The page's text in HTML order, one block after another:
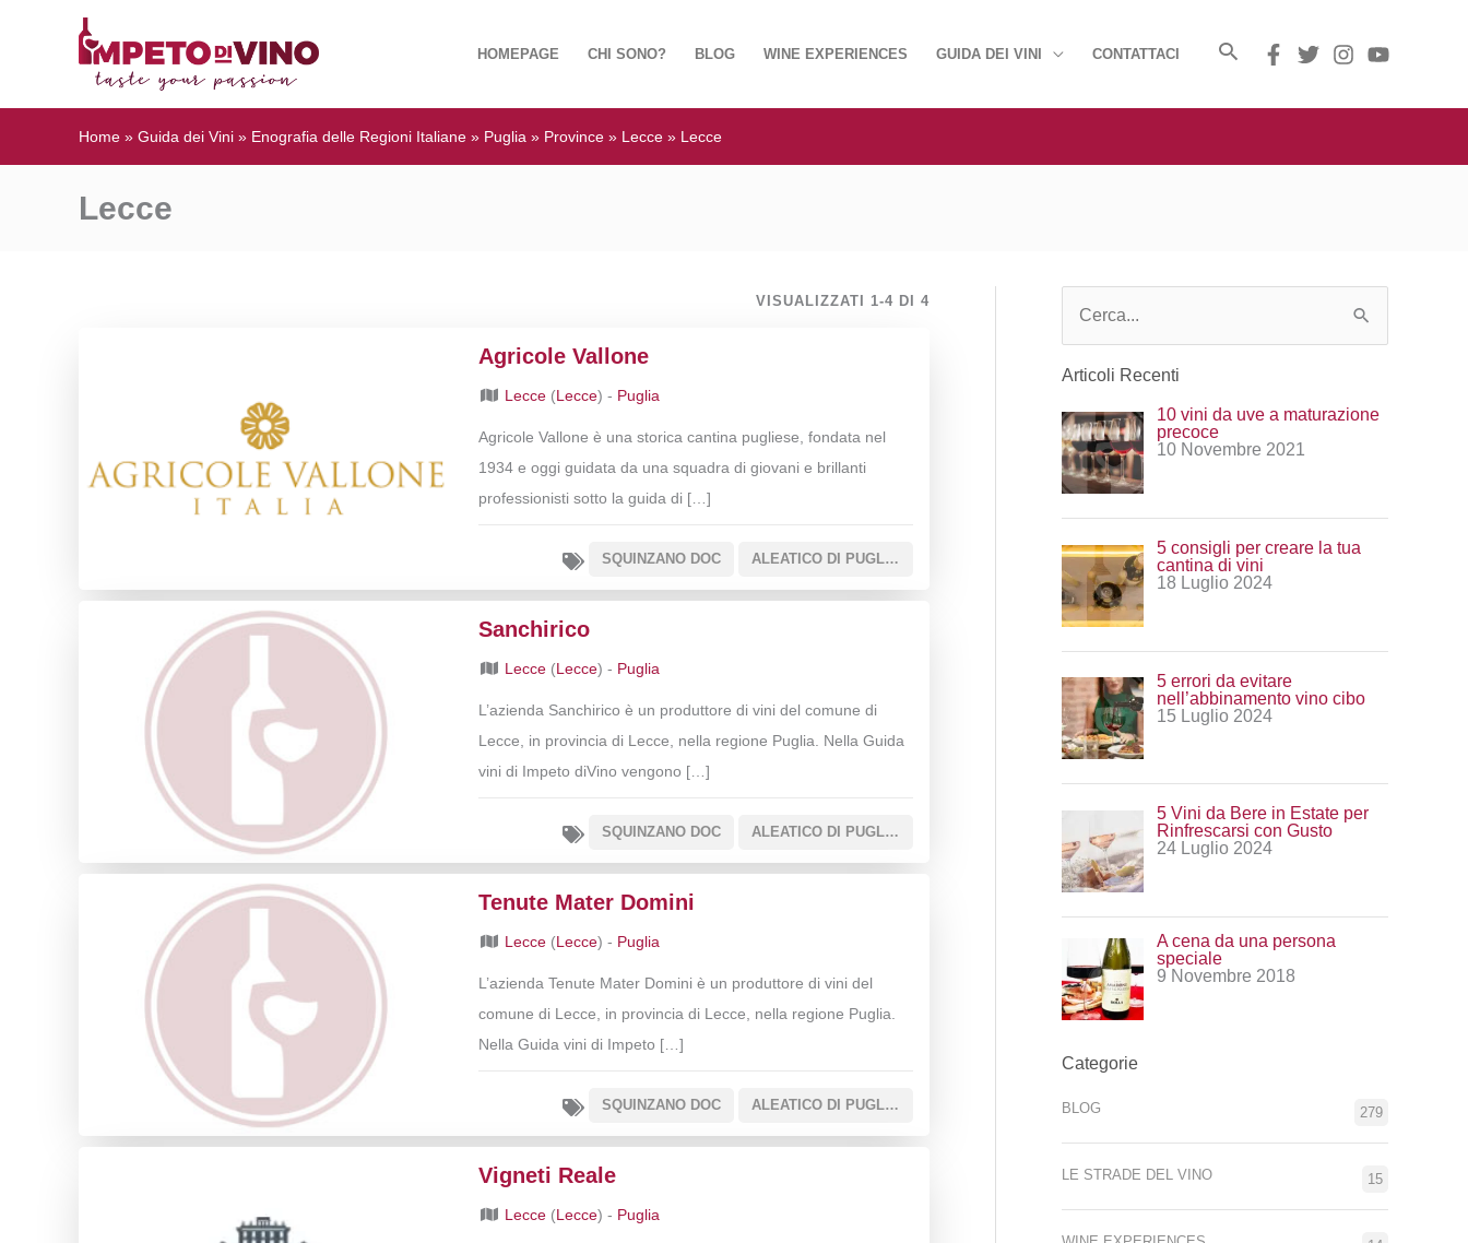
HOMEPAGE CHI SONO? BLOG WINE EXPERIENCES GUIDA DEI VINI CONTATTACI
Home » Guida dei Vini » Enografia delle Regioni Italiane » Puglia » Province » Lecce » Lecce
Lecce
VISUALIZZATI 1-4 DI 4
Agricole Vallone
Lecce (Lecce) - Puglia
Agricole Vallone è una storica cantina pugliese, fondata nel
1934 e oggi guidata da una squadra di giovani e brillanti
professionisti sotto la guida di […]
SQUINZANO DOC ALEATICO DI PUGLIA DOC
Sanchirico
Lecce (Lecce) - Puglia
L’azienda Sanchirico è un produttore di vini del comune di
Lecce, in provincia di Lecce, nella regione Puglia. Nella Guida
vini di Impeto diVino vengono […]
SQUINZANO DOC ALEATICO DI PUGLIA DOC
Tenute Mater Domini
Lecce (Lecce) - Puglia
L’azienda Tenute Mater Domini è un produttore di vini del
comune di Lecce, in provincia di Lecce, nella regione Puglia.
Nella Guida vini di Impeto […]
SQUINZANO DOC ALEATICO DI PUGLIA DOC
Vigneti Reale
Lecce (Lecce) - Puglia
c
a
:
Articoli Recenti
10 vini da uve a maturazione
precoce
10 Novembre 2021
5 consigli per creare la tua
cantina di vini
18 Luglio 2024
5 errori da evitare
nell’abbinamento vino cibo
15 Luglio 2024
5 Vini da Bere in Estate per
Rinfrescarsi con Gusto
24 Luglio 2024
A cena da una persona
speciale
9 Novembre 2018
Categorie
BLOG 279
LE STRADE DEL VINO 15